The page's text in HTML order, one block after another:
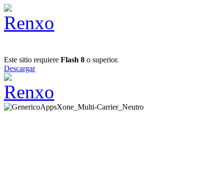
Este sitio requiere Flash 8 o superior.
Descargar